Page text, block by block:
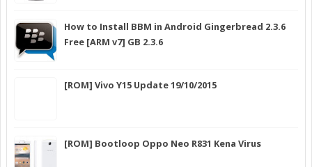
How to Install BBM in Android Gingerbread 2.3.6
Free [ARM v7] GB 2.3.6
[ROM] Vivo Y15 Update 19/10/2015
[ROM] Bootloop Oppo Neo R831 Kena Virus